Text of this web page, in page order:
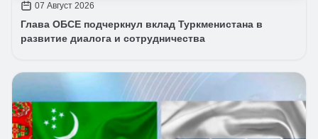
07 Август 2026
Глава ОБСЕ подчеркнул вклад Туркменистана в
развитие диалога и сотрудничества